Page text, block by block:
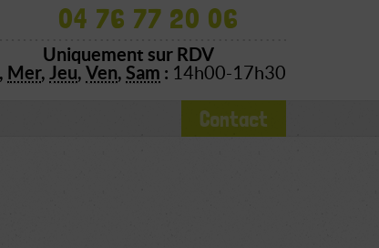
04 76 77 20 06
Uniquement sur RDV
, Mer, Jeu, Ven, Sam : 14h00-17h30
Contact